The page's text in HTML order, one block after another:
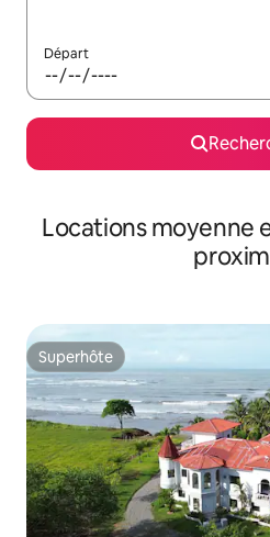
Départ
Locations moyenne
Superhôte
Superhôte